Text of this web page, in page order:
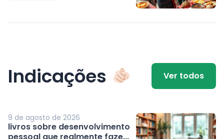
Indicações Ver todos
9 de agosto de 2026
livros sobre desenvolvimento